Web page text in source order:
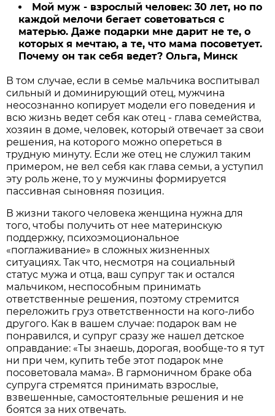
Мой муж - взрослый человек: 30 лет, но по
каждой мелочи бегает советоваться с
матерью. Даже подарки мне дарит не те, о
которых я мечтаю, а те, что мама посоветует.
Почему он так себя ведет? Ольга, Минск
В том случае, если в семье мальчика воспитывал
сильный и доминирующий отец, мужчина
неосознанно копирует модели его поведения и
всю жизнь ведет себя как отец - глава семейства,
хозяин в доме, человек, который отвечает за свои
решения, на которого можно опереться в
трудную минуту. Если же отец не служил таким
примером, не вел себя как глава семьи, а уступил
эту роль жене, то у мужчины формируется
пассивная сыновняя позиция.
В жизни такого человека женщина нужна для
того, чтобы получить от нее материнскую
поддержку, психоэмоциональное
«поглаживание» в сложных жизненных
ситуациях. Так что, несмотря на социальный
статус мужа и отца, ваш супруг так и остался
мальчиком, неспособным принимать
ответственные решения, поэтому стремится
переложить груз ответственности на кого-либо
другого. Как в вашем случае: подарок вам не
понравился, и супруг сразу же нашел детское
оправдание: «Ты знаешь, дорогая, вообще-то я тут
ни при чем, купить тебе этот подарок мне
посоветовала мама». В гармоничном браке оба
супруга стремятся принимать взрослые,
взвешенные, самостоятельные решения и не
боятся за них отвечать.